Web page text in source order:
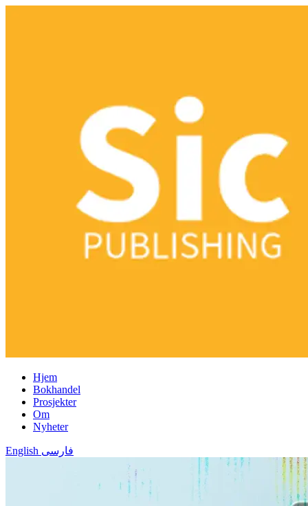
Hjem
Bokhandel
Prosjekter
Om
Nyheter
English فارسی